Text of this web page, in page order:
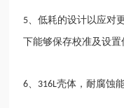
5 、低耗的设计以应对
下能够保存校准及设置
6 316L壳体，耐腐蚀